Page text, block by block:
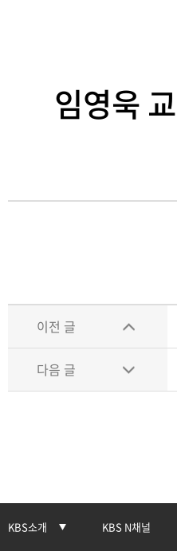
임영욱
이전 글
다음 글
KBS소개 KBS N채널